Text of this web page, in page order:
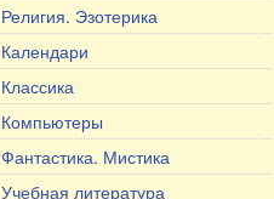
Религия. Эзотерика
Календари
Классика
Компьютеры
Фантастика. Мистика
Учебная литература